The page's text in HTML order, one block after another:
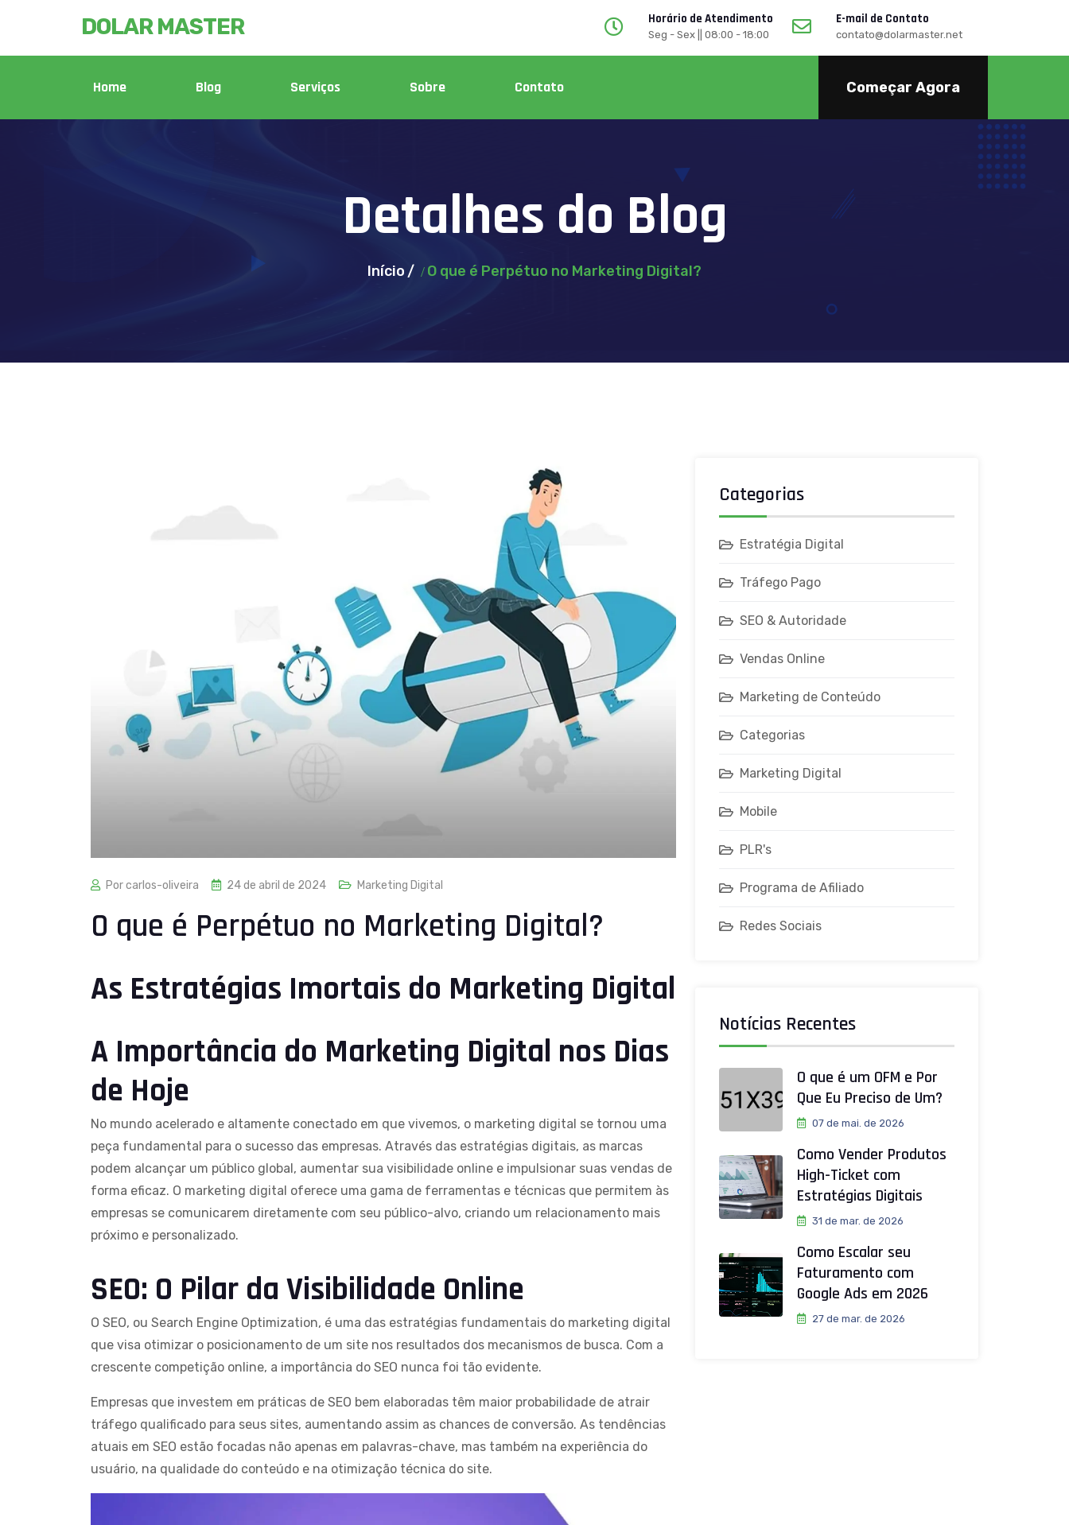
DOLAR MASTER Horário de Atendimento
Seg - Sex || 08:00 - 18:00
E-mail de Contato
contato@dolarmaster.net
Home Blog Serviços Sobre Contato Começar Agora
Detalhes do Blog
Início O que é Perpétuo no Marketing Digital?
Por carlos-oliveira 24 de abril de 2024 Marketing Digital
O que é Perpétuo no Marketing Digital?
As Estratégias Imortais do Marketing Digital
A Importância do Marketing Digital nos Dias
de Hoje
No mundo acelerado e altamente conectado em que vivemos, o marketing digital se tornou uma
peça fundamental para o sucesso das empresas. Através das estratégias digitais, as marcas
podem alcançar um público global, aumentar sua visibilidade online e impulsionar suas vendas de
forma eficaz. O marketing digital oferece uma gama de ferramentas e técnicas que permitem às
empresas se comunicarem diretamente com seu público-alvo, criando um relacionamento mais
próximo e personalizado.
SEO: O Pilar da Visibilidade Online
O SEO, ou Search Engine Optimization, é uma das estratégias fundamentais do marketing digital
que visa otimizar o posicionamento de um site nos resultados dos mecanismos de busca. Com a
crescente competição online, a importância do SEO nunca foi tão evidente.
Empresas que investem em práticas de SEO bem elaboradas têm maior probabilidade de atrair
tráfego qualificado para seus sites, aumentando assim as chances de conversão. As tendências
atuais em SEO estão focadas não apenas em palavras-chave, mas também na experiência do
usuário, na qualidade do conteúdo e na otimização técnica do site.
Categorias
Estratégia Digital
Tráfego Pago
SEO & Autoridade
Vendas Online
Marketing de Conteúdo
Categorias
Marketing Digital
Mobile
PLR's
Programa de Afiliado
Redes Sociais
Notícias Recentes
O que é um OFM e Por
Que Eu Preciso de Um?
07 de mai. de 2026
Como Vender Produtos
High-Ticket com
Estratégias Digitais
31 de mar. de 2026
Como Escalar seu
Faturamento com
Google Ads em 2026
27 de mar. de 2026